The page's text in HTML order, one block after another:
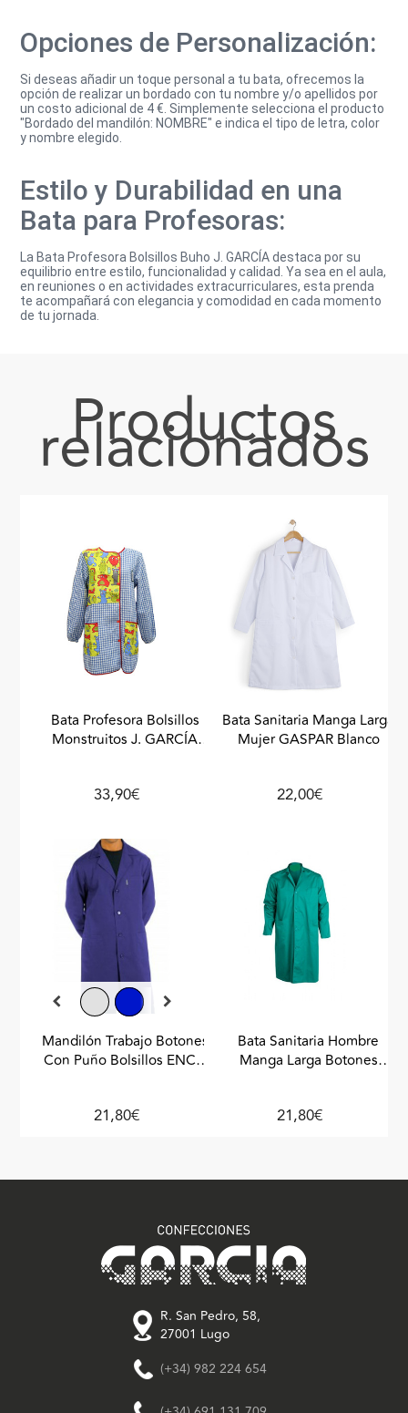
Opciones de Personalización:
Si deseas añadir un toque personal a tu bata, ofrecemos la
opción de realizar un bordado con tu nombre y/o apellidos por
un costo adicional de 4 €. Simplemente selecciona el producto
"Bordado del mandilón: NOMBRE" e indica el tipo de letra, color
y nombre elegido.
Estilo y Durabilidad en una
Bata para Profesoras:
La Bata Profesora Bolsillos Buho J. GARCÍA destaca por su
equilibrio entre estilo, funcionalidad y calidad. Ya sea en el aula,
en reuniones o en actividades extracurriculares, esta prenda
te acompañará con elegancia y comodidad en cada momento
de tu jornada.
Productos
relacionados
Bata Profesora Bolsillos
Monstruitos J. GARCÍA
33,90€
Bata Sanitaria Manga Larga
Mujer GASPAR Blanco
22,00€
Mandilón Trabajo Botones
Con Puño Bolsillos ENCA
21,80€
Bata Sanitaria Hombre
Manga Larga Botones
21,80€
R. San Pedro, 58,
27001 Lugo
(+34) 982 224 654